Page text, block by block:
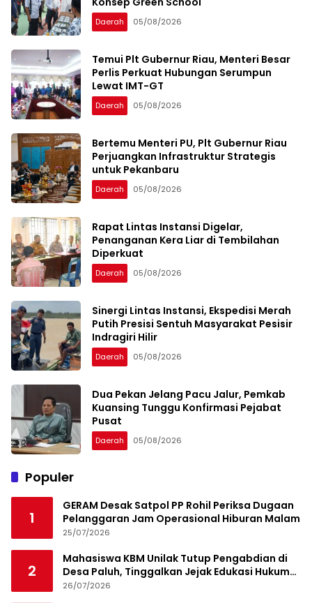
Daerah 05/08/2026
Temui Plt Gubernur Riau, Menteri Besar
Perlis Perkuat Hubungan Serumpun
Lewat IMT-GT
Daerah 05/08/2026
Bertemu Menteri PU, Plt Gubernur Riau
Perjuangkan Infrastruktur Strategis
untuk Pekanbaru
Daerah 05/08/2026
Rapat Lintas Instansi Digelar,
Penanganan Kera Liar di Tembilahan
Diperkuat
Daerah 05/08/2026
Sinergi Lintas Instansi, Ekspedisi Merah
Putih Presisi Sentuh Masyarakat Pesisir
Indragiri Hilir
Daerah 05/08/2026
Dua Pekan Jelang Pacu Jalur, Pemkab
Kuansing Tunggu Konfirmasi Pejabat
Pusat
Daerah 05/08/2026
Populer
1
GERAM Desak Satpol PP Rohil Periksa Dugaan
Pelanggaran Jam Operasional Hiburan Malam
25/07/2026
2
Mahasiswa KBM Unilak Tutup Pengabdian di
Desa Paluh, Tinggalkan Jejak Edukasi Hukum
dan Aksi Sosial
26/07/2026